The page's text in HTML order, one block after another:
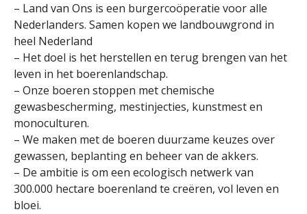
– Land van Ons is een burgercoöperatie voor alle
Nederlanders. Samen kopen we landbouwgrond in
heel Nederland
– Het doel is het herstellen en terug brengen van het
leven in het boerenlandschap.
– Onze boeren stoppen met chemische
gewasbescherming, mestinjecties, kunstmest en
monoculturen.
– We maken met de boeren duurzame keuzes over
gewassen, beplanting en beheer van de akkers.
– De ambitie is om een ecologisch netwerk van
300.000 hectare boerenland te creëren, vol leven en
bloei.